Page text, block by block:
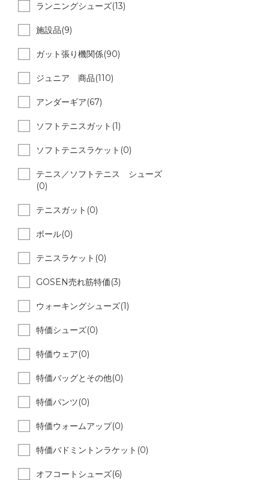
ランニングシューズ(13)
施設品(9)
ガット張り機関係(90)
ジュニア 商品(110)
アンダーギア(67)
ソフトテニスガット(1)
ソフトテニスラケット(0)
テニス／ソフトテニス シューズ
(0)
テニスガット(0)
ボール(0)
テニスラケット(0)
GOSEN売れ筋特価(3)
ウォーキングシューズ(1)
特価シューズ(0)
特価ウェア(0)
特価バッグとその他(0)
特価パンツ(0)
特価ウォームアップ(0)
特価バドミントンラケット(0)
オフコートシューズ(6)